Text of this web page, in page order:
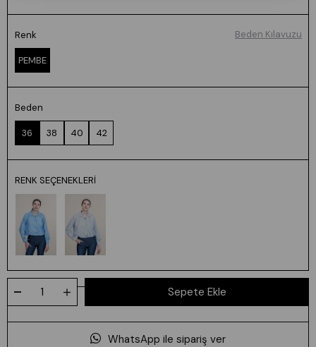
Renk
PEMBE
Beden
36 38 40 42
Beden Kılavuzu
RENK SEÇENEKLERI
WhatsApp ile sipariş ver